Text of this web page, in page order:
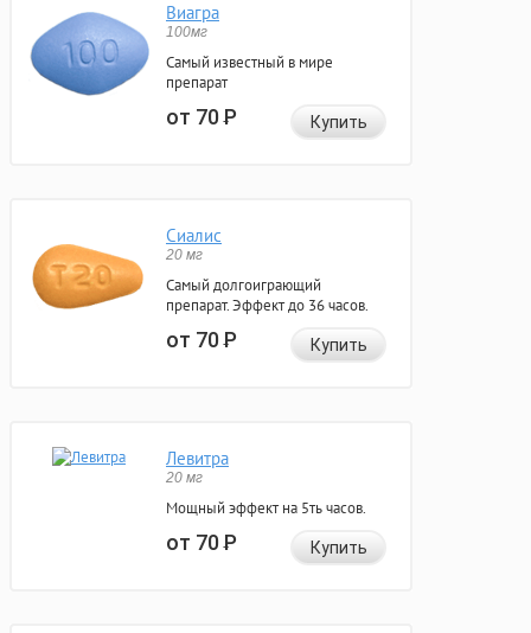
Виагра
100мг
Самый известный в мире
препарат
от 70Р Купить
Сиалис
20 мг
Самый долгоиграющий
препарат. Эффект до 36 часов.
от 70Р Купить
Левитра
20 мг
Мощный эффект на 5ть часов.
от 70Р Купить